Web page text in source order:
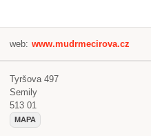
web: www.mudrmecirova.cz
Tyršova 497
Semily
513 01
MAPA